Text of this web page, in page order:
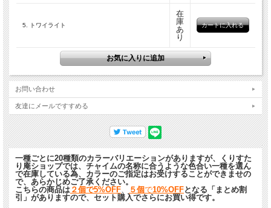
それぞれ違ったチューニングは、彩りあるデザインと相まって特有の雰囲気があ
り、季節の移り変わりや自然界の要素、またチャクラとの調和をはかります。それ
われます。その音は子供達にも素晴らしい影響を与えてくれますが、もちろんこの
チャイムは単なるおもちゃではありません。
チャイムの上部に付いたヒモをもって、ゆっくりとゆるやかに揺らしてください。
家の外部の雨のあたらない場所につければ、そよ風が思いもかけないメロディーを
もたらしてくれます。
チャイムの共振管にはエコラベルのついた保護用コーティングがされています。チ
ャイムの内側は、剥がれ防止のペイントをし、ほこりや悪天候の条件下でも保護し
ます。なお木製のラベルは亜麻仁油を塗っています。
5. トワイライト
在
庫
あ
り
お問い合わせ
友達にメールですすめる
一種ごとに20種類のカラーバリエーションがありますが、くりすた
り庵ショップでは、チャイムの名称に合うような色合い一種を選ん
で在庫している為、カラーのご指定はお受けすることができませの
で、あらかじめご了承ください。
こちらの商品は ２個で5%OFF、 ５個で10%OFFとなる「まとめ割
引」がありますので、セット購入でさらにお買い得です。